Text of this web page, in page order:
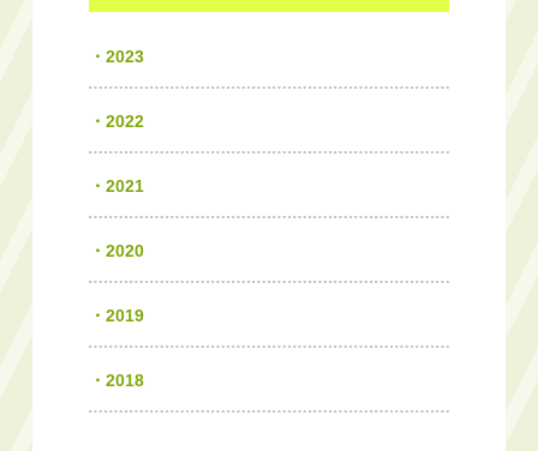
2023
2022
2021
2020
2019
2018